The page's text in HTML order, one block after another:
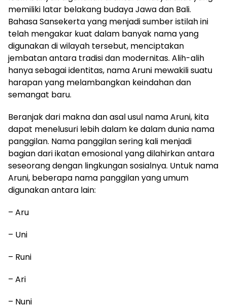
memiliki latar belakang budaya Jawa dan Bali.
Bahasa Sansekerta yang menjadi sumber istilah ini
telah mengakar kuat dalam banyak nama yang
digunakan di wilayah tersebut, menciptakan
jembatan antara tradisi dan modernitas. Alih-alih
hanya sebagai identitas, nama Aruni mewakili suatu
harapan yang melambangkan keindahan dan
semangat baru.
Beranjak dari makna dan asal usul nama Aruni, kita
dapat menelusuri lebih dalam ke dalam dunia nama
panggilan. Nama panggilan sering kali menjadi
bagian dari ikatan emosional yang dilahirkan antara
seseorang dengan lingkungan sosialnya. Untuk nama
Aruni, beberapa nama panggilan yang umum
digunakan antara lain:
– Aru
– Uni
– Runi
– Ari
– Nuni